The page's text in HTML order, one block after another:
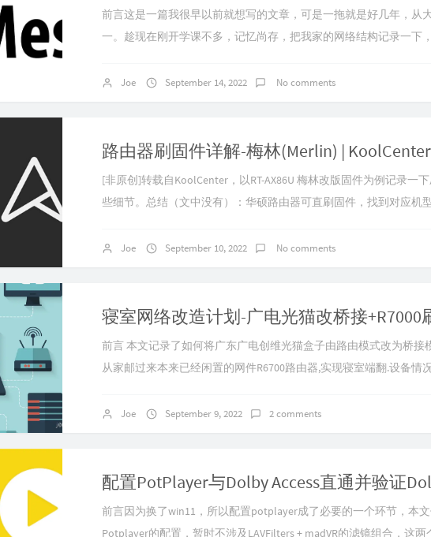
前言这是一篇我很早以前就想写的文章，可是一拖就是好几年，从
一。趁现在刚开学课不多，记忆尚存，把我家的网络结构记录一下
以说是我自己的成长过程了，我的大多数实践经验都是在家里反复
Joe September 14, 2022 No comments
[非原创]转载自KoolCenter，以RT-AX86U 梅林改版固件为例记录一
些细节。总结（文中没有）：华硕路由器可直刷固件，找到对应机
体网件刷梅林的细节详见KoolCenter的说明,如RAX50 梅林改版固件
Joe September 10, 2022 No comments
前言​ 本文记录了如何将广东广电创维光猫盒子由路由模式改为桥接
从家邮过来本来已经闲置的网件R6700路由器,实现寝室端翻.设备情
(AC1750 | arm v7)系统:NETGEAR R7000适用的KoolShare(现
Joe September 9, 2022 2 comments
前言因为换了win11，所以配置potplayer成了必要的一个环节，本
Potplayer的配置，暂时不涉及LAVFilters + madVR的滤镜组合，这